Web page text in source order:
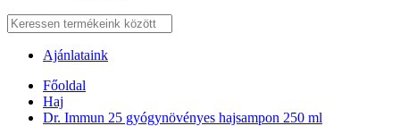
Ajánlataink
Főoldal
Haj
Dr. Immun 25 gyógynövényes hajsampon 250 ml